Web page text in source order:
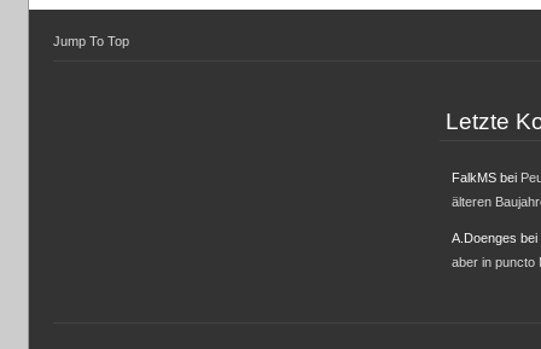
Jump To Top
Letzte
FalkMSbei
älteren
A.Doenges bei
aber in puncto